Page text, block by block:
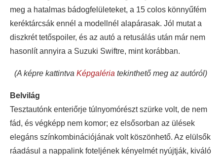
meg a hatalmas bádogfelületeket, a 15 colos könnyűfém
keréktárcsák ennél a modellnél alapárasak. Jól mutat a
diszkrét tetőspoiler, és az autó a retusálás után már nem
hasonlít annyira a Suzuki Swiftre, mint korábban.
(A képre kattintva Képgaléria tekinthető meg az autóról)
Belvilág
Tesztautónk enteriőrje túlnyomórészt szürke volt, de nem
fád, és végképp nem komor; ez elsősorban az ülések
elegáns színkombinációjának volt köszönhető. Az elülsők
ráadásul a nappalink foteljének kényelmét nyújtják, kiváló